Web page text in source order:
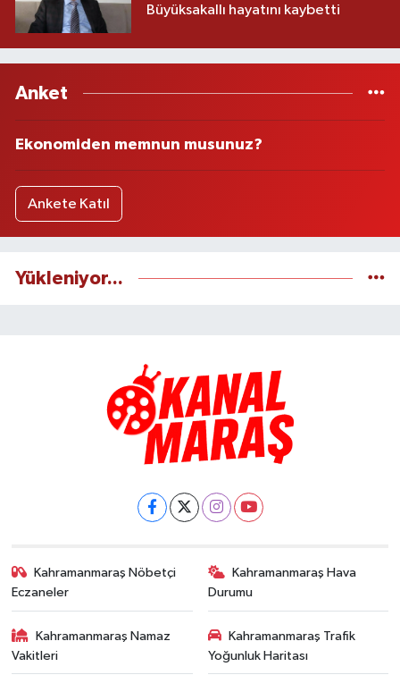
Büyüksakallı hayatını kaybetti
Anket
Ekonomiden memnun musunuz?
Ankete Katıl
Yükleniyor...
Kahramanmaraş Nöbetçi
Eczaneler
Kahramanmaraş Hava
Durumu
Kahramanmaraş Namaz
Vakitleri
Kahramanmaraş Trafik
Yoğunluk Haritası